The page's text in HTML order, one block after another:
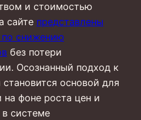
и стоимостью
сайте представлены
по снижению
без потери
Осознанный подход к
основой для
фоне роста цен и
системе